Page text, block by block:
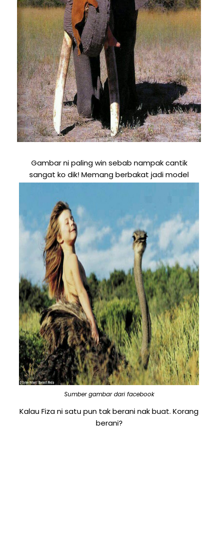
Gambar ni paling win sebab nampak cantik
sangat ko dik! Memang berbakat jadi model
Sumber gambar dari facebook
Kalau Fiza ni satu pun tak berani nak buat. Korang
berani?